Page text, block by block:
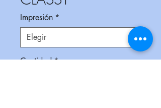
Impresión *
Cantidad*